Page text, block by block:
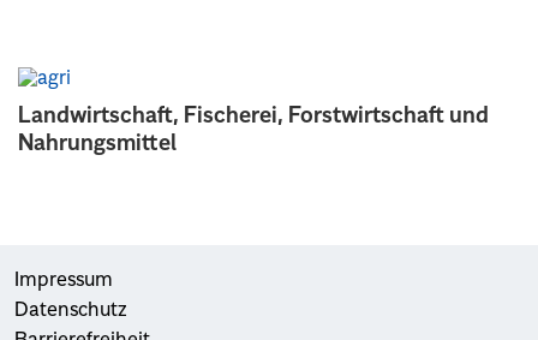
Landwirtschaft, Fischerei, Forstwirtschaft und
Nahrungsmittel
Impressum
Datenschutz